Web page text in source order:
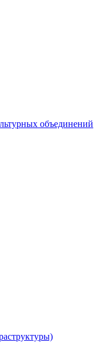
объединений